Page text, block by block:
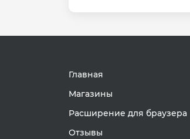
Главная
Магазины
Расширение для браузера
Отзывы